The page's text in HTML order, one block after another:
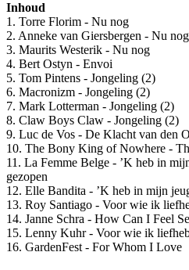
Inhoud
1. Torre Florim - Nu nog
2. Anneke van Giersbergen - Nu nog
3. Maurits Westerik - Nu nog
4. Bert Ostyn - Envoi
5. Tom Pintens - Jongeling (2)
6. Macronizm - Jongeling (2)
7. Mark Lotterman - Jongeling (2)
8. Claw Boys Claw - Jongeling (2)
9. Luc de Vos - De Klacht van den
10. The Bony King of Nowhere -
11. La Femme Belge - ’K heb in
gezopen
12. Elle Bandita - ’K heb in mijn
13. Roy Santiago - Voor wie ik
14. Janne Schra - How Can I Feel
15. Lenny Kuhr - Voor wie ik
16. GardenFest - For Whom I Love